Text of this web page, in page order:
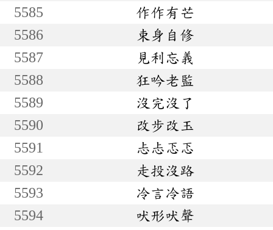
5585
作作有芒
5586
束身自修
5587
見利忘義
5588
狂吟老監
5589
沒完沒了
5590
改步改玉
5591
忐忐忑忑
5592
走投沒路
5593
冷言冷語
5594
吠形吠聲